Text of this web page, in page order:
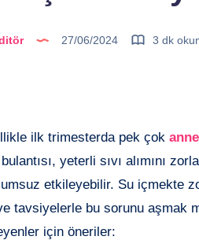
27/06/2024 3 dk
ilk trimesterda pek çok anne
yeterli sıvı alımını
etkileyebilir. Su içmekte
tavsiyelerle bu sorunu aşmak
için öneriler: